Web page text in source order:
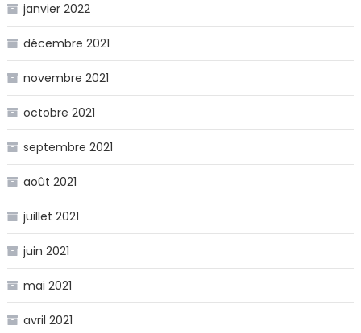
janvier 2022
décembre 2021
novembre 2021
octobre 2021
septembre 2021
août 2021
juillet 2021
juin 2021
mai 2021
avril 2021